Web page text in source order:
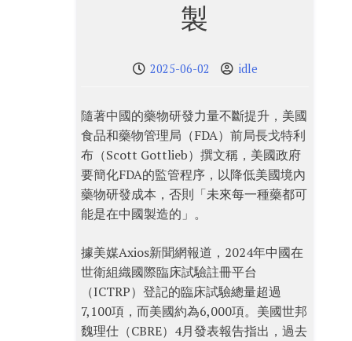
製
2025-06-02 idle
隨著中國的藥物研發力量不斷提升，美國
食品和藥物管理局（FDA）前局長戈特利
布（Scott Gottlieb）撰文稱，美國政府
要簡化FDA的監管程序，以降低美國境內
藥物研發成本，否則「未來每一種藥都可
能是在中國製造的」。
據美媒Axios新聞網報道，2024年中國在
世衛組織國際臨床試驗註冊平台
（ICTRP）登記的臨床試驗總量超過
7,100項，而美國約為6,000項。美國世邦
魏理仕（CBRE）4月發表報告指出，過去